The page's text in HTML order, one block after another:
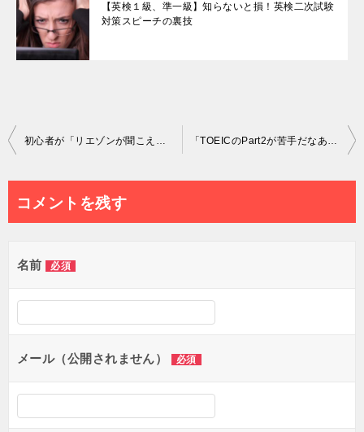
【英検１級、準一級】知らないと損！英検二次試験
対策スピーチの裏技
投
ナ
ビ
ゲ
初心者が「リエゾンが聞こえない」を解決するのに役立った英語のレベルアップ対策 「TOEICのPart2が苦手だなあ」を最速で克服するための基本テクニックチェック項目１２選
コメントを残す
名前 必須
メール（公開されません） 必須